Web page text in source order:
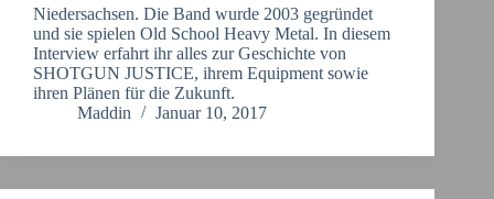
Niedersachsen. Die Band wurde 2003 gegründet
und sie spielen Old School Heavy Metal. In diesem
Interview erfahrt ihr alles zur Geschichte von
SHOTGUN JUSTICE, ihrem Equipment sowie
ihren Plänen für die Zukunft.
Maddin
Januar 10, 2017